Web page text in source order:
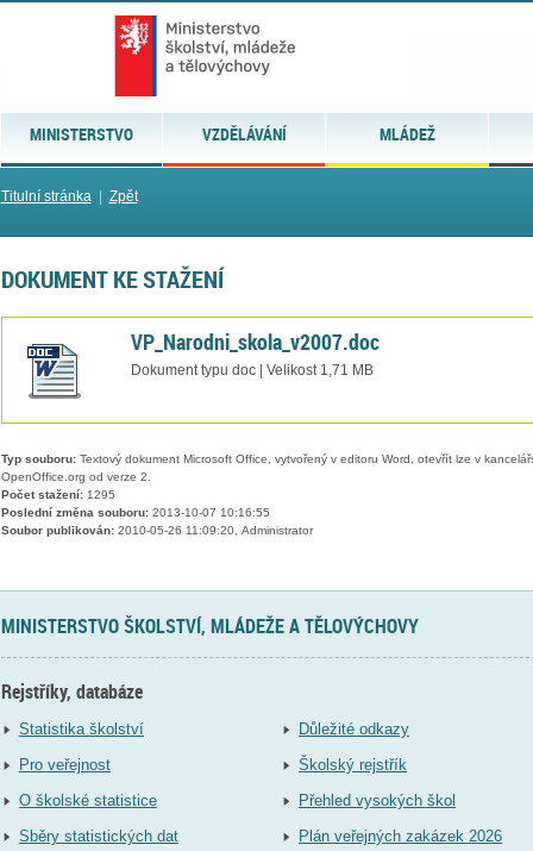
MINISTERSTVO VZDĚLÁVÁNÍ MLÁDEŽ
Titulní stránka| Zpět
DOKUMENT KE STAŽENÍ
VP_Narodni_skola_v2007.doc
Dokument typu doc | Velikost 1,71 MB
Typ souboru:Textový dokument Microsoft Office, vytvořený v editoru Word, otevřít lze v
OpenOffice.org od verze 2.
Počet stažení:1295
Poslední změna souboru:2013-10-07 10:16:55
Soubor publikován:2010-05-26 11:09:20, Administrator
MINISTERSTVO ŠKOLSTVÍ, MLÁDEŽE A TĚLOVÝCHOVY
Rejstříky, databáze
Statistika školství
Pro veřejnost
O školské statistice
Sběry statistických dat
Důležité odkazy
Školský rejstřík
Přehled vysokých škol
Plán veřejných zakázek 2026